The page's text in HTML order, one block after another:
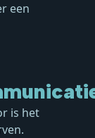
een
is het